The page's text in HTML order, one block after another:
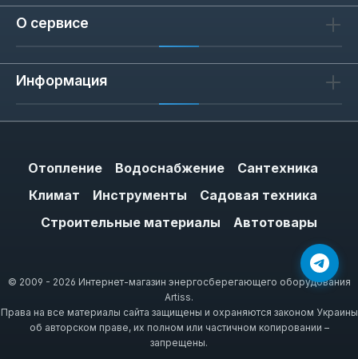
О сервисе
Информация
Отопление Водоснабжение
Сантехника
Климат
Инструменты
Садовая техника
Строительные материалы
Автотовары
© 2009 - 2026 Интернет-магазин энергосберегающего оборудования
Artiss.
Права на все материалы сайта защищены и охраняются законом Украины
об авторском праве, их полном или частичном копировании –
запрещены.